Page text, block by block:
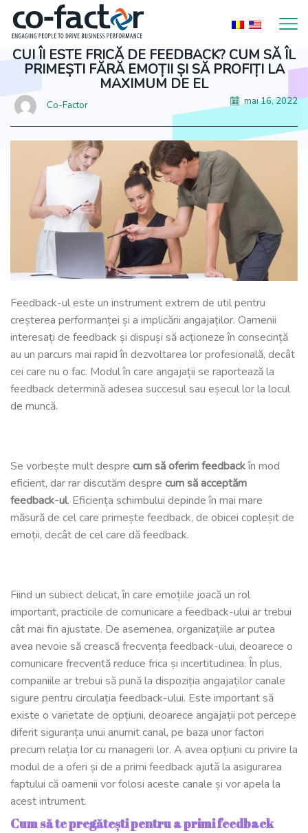
CUI ÎI ESTE FRICĂ DE FEEDBACK? CUM SĂ ÎL
PRIMEȘTI FĂRĂ EMOȚII ȘI SĂ PROFIȚI LA
MAXIMUM DE EL
Co-Factor mai 16, 2022
Feedback-ul este un instrument extrem de util pentru
creșterea performanței și a implicării angajaților. Oamenii
interesați de feedback și dispuși să acționeze în consecință
au un parcurs mai rapid în dezvoltarea lor profesională, decât
cei care nu o fac. Modul în care angajații se raportează la
feedback determină adesea succesul sau eșecul lor la locul
de muncă.
Se vorbește mult despre cum să oferim feedbackîn mod
eficient, dar rar discutăm despre cum să acceptăm
feedback-ul. Eficiența schimbului depinde în mai mare
măsură de cel care primește feedback, de obicei copleșit de
emoții, decât de cel care dă feedback.
Fiind un subiect delicat, în care emoțiile joacă un rol
important, practicile de comunicare a feedback-ului ar trebui
cât mai fin ajustate. De asemenea, organizațiile ar putea
avea nevoie să crească frecvența feedback-ului, deoarece o
comunicare frecventă reduce frica și incertitudinea. În plus,
companiile ar trebui să pună la dispoziția angajaților canale
sigure pentru circulația feedback-ului. Este important să
existe o varietate de opțiuni, deoarece angajații pot percepe
diferit siguranța unui anumit canal, pe baza unor factori
precum relația lor cu managerii lor. A avea opțiuni cu privire la
modul de a oferi și de a primi feedback ajută la asigurarea
faptului că oamenii vor folosi aceste canale și vor apela la
acest intrument.
Cum să te pregătești pentru a primi feedback